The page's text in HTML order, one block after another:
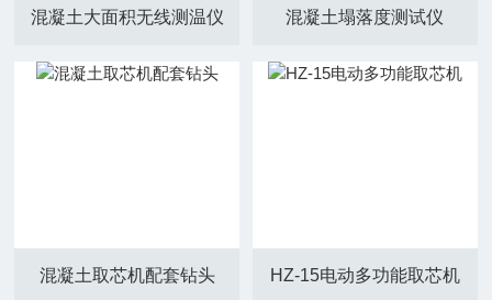
混凝土大面积无线测温仪 混凝土塌落度测试仪
混凝土取芯机配套钻头 HZ-15电动多功能取芯机